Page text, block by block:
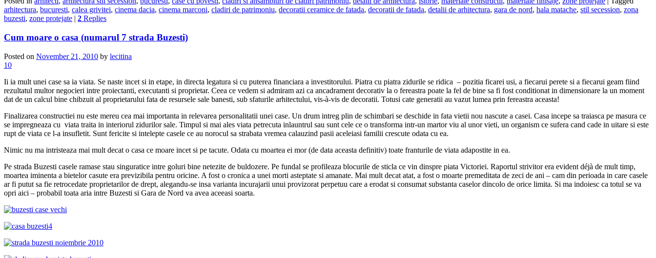
arhitectura, bucuresti, calea grivitei, cinema dacia, cinema marconi, cladiri de patrimoniu, decoratii ceramice de fatada, decoratii de fatada, detalii de arhitectura, gara de nord, hala matache, stil secession, zona
buzesti, zone protejate | 2 Replies
Cum moare o casa (numarul 7 strada Buzesti)
Posted on November 21, 2010 by lecitina
10
Ii ia mult unei case sa ia viata. Se naste incet si in etape, in directa legatura si cu puterea financiara a investitorului. Piatra cu piatra zidurile se ridica – pozitia ficarei usi, a fiecarui perete si a fiecarui geam fiind
rezultatul multor negocieri intre proiectanti, executanti si proprietar. Ceea ce vedem si admiram azi ca ancadrament decorativ la o fereastra poate la fel de bine sa fi fost conditionat in dimensionare la un moment
dat de un calcul bine chibzuit al proprietarului fata de resursele sale banesti, sub sfaturile arhitectului, vis-à-vis de decoratii. Totusi cate generatii au vazut lumea prin fereastra aceasta!
Finalizarea constructiei nu este mereu cea mai importanta in relevarea personalitatii unei case. Un drum intreg plin de schimbari se deschide in fata vietii nou nascute a casei. Casa incepe sa traiasca pe masura ce
se impregneaza cu viata traita in interiorul zidurilor sale. Timpul si mai ales viata petrecuta inlauntrul sau sunt cele ce o transforma intr-un martor viu al unor vieti, un organism ce sufera cand cade in uitare si este
rupt de viata ce l-a insufletit. Sunt fericite si intelepte casele ce au norocul sa strabata vremea calauzind pasii aceleiasi familii crescute odata cu ea.
Nimic nu ma intristeaza mai mult decat o casa ce moare incet si pe tacute. Odata cu moartea ei mor (de data aceasta definitiv) toate franturile de viata adapostite in ea.
Pe strada Buzesti casele ramase stau singuratice intre goluri bine netezite de buldozere. Pe fundal se profileaza blocurile de sticla ce vin dinspre piata Victoriei. Raportul strivitor era evident déjà de mult timp,
moartea iminenta a bietelor casute era previzibila pentru oricine. A fost o cronica a unei morti asteptate si amanate. Mai mult decat atat, a fost o moarte premeditata de zeci de ani – cam din perioada in care casele
ar fi putut sa fie retrocedate proprietarilor de drept, alegandu-se insa varianta incurajarii unui provizorat perpetuu care a erodat si consumat substanta caselor dincolo de orice limita. Si ma indoiesc ca totul se va
opri aici – probabil toata aria intre Buzesti si Gara de Nord va avea aceeasi soarta.